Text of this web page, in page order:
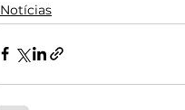
Notícias